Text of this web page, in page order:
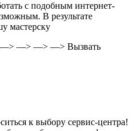
с подобным интернет-
В результате
мастерску
—> —> —> —> Вызвать
к выбору сервис-центра!